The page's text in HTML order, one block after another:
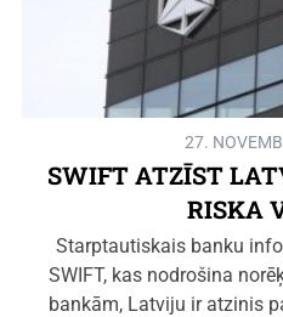
27.
SWIFT ATZĪST
RISKA
Starptautiskais banku
SWIFT, kas nodrošina
bankām, Latviju ir atzinis